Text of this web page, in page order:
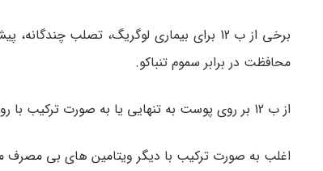
برخی از ب 12 برای بیماری لوگریگ، تصلب
محافظت در برابر سموم تنباکو.
از ب 12 بر روی پوست به تنهایی یا به صورت ترکیب با روغن آوکادو برای درمان سوریاس و
اغلب به صورت ترکیب با دیگر ویتامین های بی